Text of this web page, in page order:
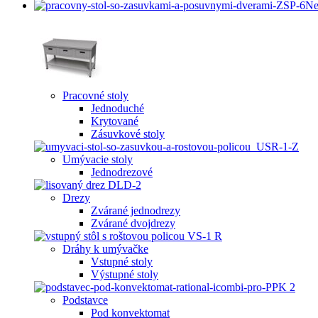
Pracovné stoly
Jednoduché
Krytované
Zásuvkové stoly
Umývacie stoly
Jednodrezové
Drezy
Zvárané jednodrezy
Zvárané dvojdrezy
Dráhy k umývačke
Vstupné stoly
Výstupné stoly
Podstavce
Pod konvektomat